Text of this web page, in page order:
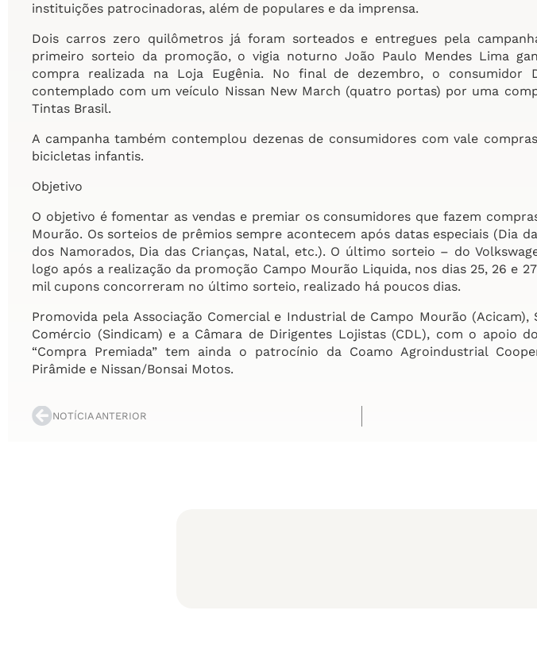
instituições patrocinadoras, além de populares e da imprensa.
Dois carros zero quilômetros já foram sorteados e entregues pela
primeiro sorteio da promoção, o vigia noturno João Paulo Mendes Lima
compra realizada na Loja Eugênia. No final de dezembro, o consumidor
contemplado com um veículo Nissan New March (quatro portas) por uma
Tintas Brasil.
A campanha também contemplou dezenas de consumidores com vale
bicicletas infantis.
Objetivo
O objetivo é fomentar as vendas e premiar os consumidores que fazem
Mourão. Os sorteios de prêmios sempre acontecem após datas especiais (Dia
dos Namorados, Dia das Crianças, Natal, etc.). O último sorteio – do
logo após a realização da promoção Campo Mourão Liquida, nos dias 25, 26 e
mil cupons concorreram no último sorteio, realizado há poucos dias.
Promovida pela Associação Comercial e Industrial de Campo Mourão (Acicam),
Comércio (Sindicam) e a Câmara de Dirigentes Lojistas (CDL), com o apoio
“Compra Premiada” tem ainda o patrocínio da Coamo Agroindustrial
Pirâmide e Nissan/Bonsai Motos.
NOTÍCIA ANTERIOR